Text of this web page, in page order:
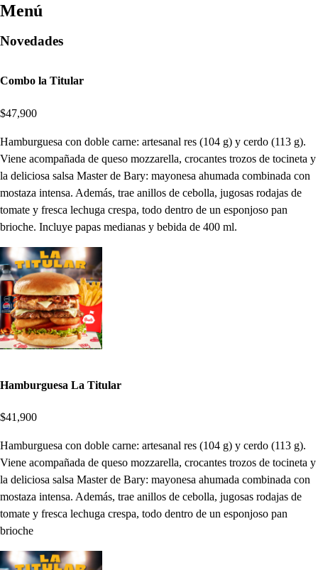
Menú
Novedades
Combo la Titular
$47,900
Hamburguesa con doble carne: artesanal res (104 g) y cerdo (113 g).
Viene acompañada de queso mozzarella, crocantes trozos de tocineta y
la deliciosa salsa Master de Bary: mayonesa ahumada combinada con
mostaza intensa. Además, trae anillos de cebolla, jugosas rodajas de
tomate y fresca lechuga crespa, todo dentro de un esponjoso pan
brioche. Incluye papas medianas y bebida de 400 ml.
Hamburguesa La Titular
$41,900
Hamburguesa con doble carne: artesanal res (104 g) y cerdo (113 g).
Viene acompañada de queso mozzarella, crocantes trozos de tocineta y
la deliciosa salsa Master de Bary: mayonesa ahumada combinada con
mostaza intensa. Además, trae anillos de cebolla, jugosas rodajas de
tomate y fresca lechuga crespa, todo dentro de un esponjoso pan
brioche